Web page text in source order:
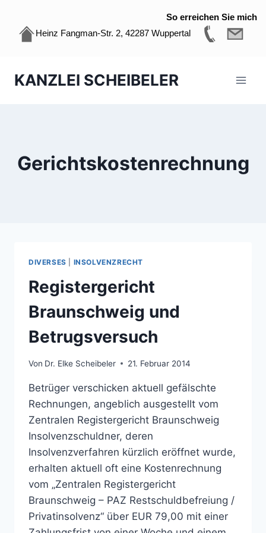
So erreichen Sie mich
Heinz Fangman-Str. 2, 42287 Wuppertal
InhaltKANZLEI SCHEIBELER
Gerichtskostenrechnung
DIVERSES INSOLVENZRECHT
Registergericht
Braunschweig und
Betrugsversuch
Von Dr. Elke Scheibeler 21. Februar 2014
Betrüger verschicken aktuell gefälschte
Rechnungen, angeblich ausgestellt vom
Zentralen Registergericht Braunschweig
Insolvenzschuldner, deren
Insolvenzverfahren kürzlich eröffnet wurde,
erhalten aktuell oft eine Kostenrechnung
vom „Zentralen Registergericht
Braunschweig – PAZ Restschuldbefreiung /
Privatinsolvenz“ über EUR 79,00 mit einer